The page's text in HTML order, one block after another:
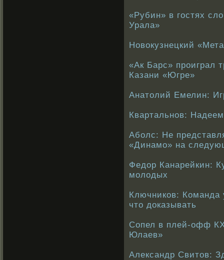
«Рубин» в гостях
Урала»
Новокузнецкий
«Ак Барс» проиграл
Казани «Югре»
Анатолий Емелин:
Квартальнов:
Аболс: Не
«Динамо» на
Федор Канарейкин:
молодых
Ключников:
что доказывать
Сопел в плей-офф
Юлаев»
Александр Свитов: